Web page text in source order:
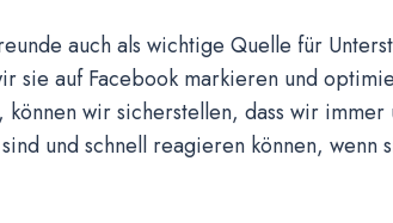
auch als wichtige Quelle für
sie auf Facebook markieren und
wir sicherstellen, dass wir
und schnell reagieren können, wenn